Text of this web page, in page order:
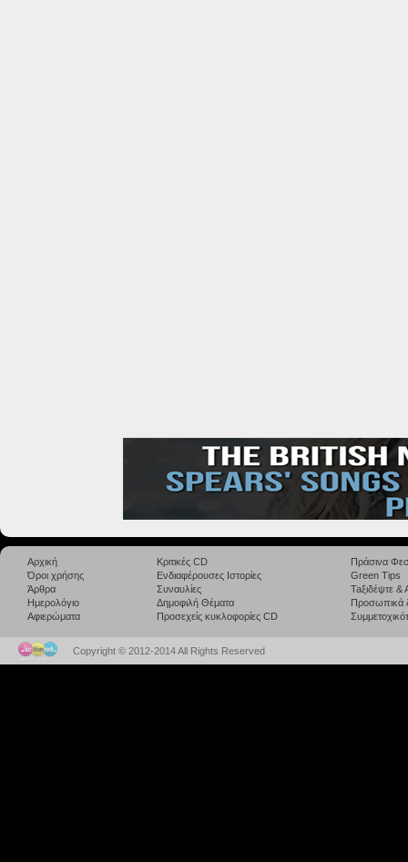
Αρχική
Όροι χρήσης
Άρθρα
Ημερολόγιο
Αφιερώματα
Κριτικές CD
Ενδιαφέρουσες Ιστορίες
Συναυλίες
Δημοφιλή Θέματα
Προσεχείς κυκλοφορίες CD
Πράσινα
Green Tips
Taξιδέψτε
Προσωπικά
Copyright © 2012-2014 All Rights Reserved